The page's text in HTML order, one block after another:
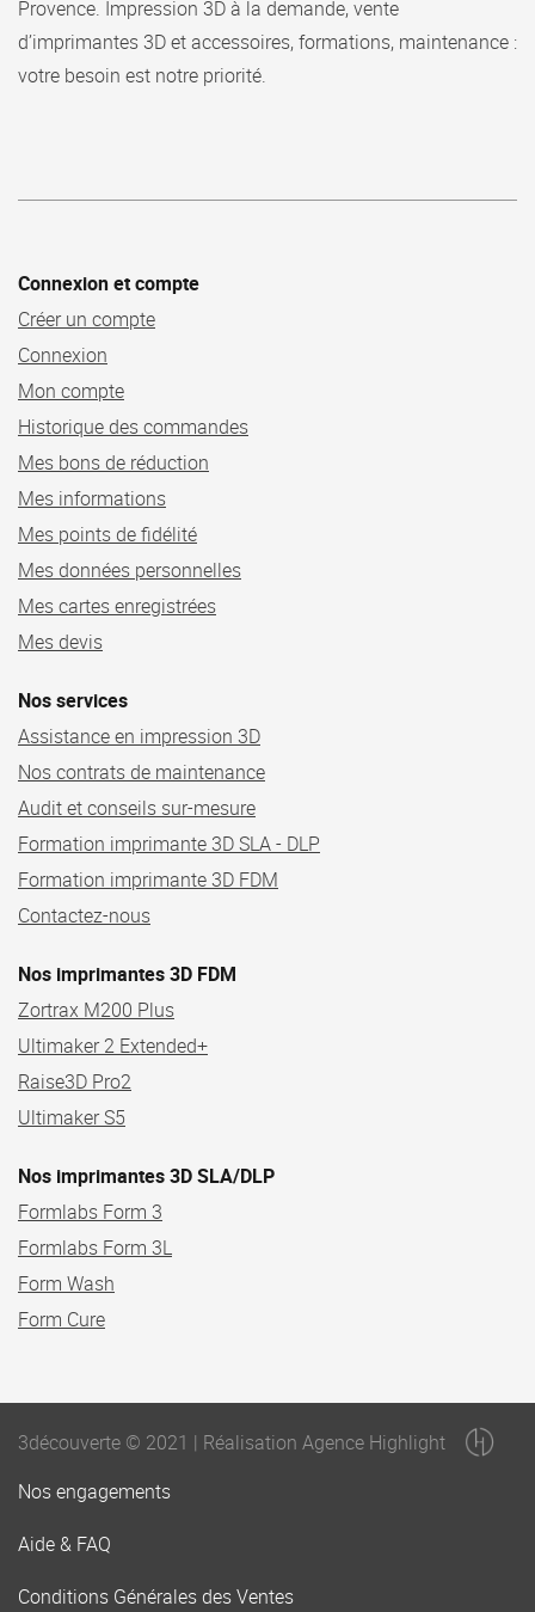
Provence. Impression 3D à la demande, vente
d’imprimantes 3D et accessoires, formations, maintenance :
votre besoin est notre priorité.
Connexion et compte
Créer un compte
Connexion
Mon compte
Historique des commandes
Mes bons de réduction
Mes informations
Mes points de fidélité
Mes données personnelles
Mes cartes enregistrées
Mes devis
Nos services
Assistance en impression 3D
Nos contrats de maintenance
Audit et conseils sur-mesure
Formation imprimante 3D SLA - DLP
Formation imprimante 3D FDM
Contactez-nous
Nos imprimantes 3D FDM
Zortrax M200 Plus
Ultimaker 2 Extended+
Raise3D Pro2
Ultimaker S5
Nos imprimantes 3D SLA/DLP
Formlabs Form 3
Formlabs Form 3L
Form Wash
Form Cure
3découverte © 2021 | Réalisation Agence Highlight
Nos engagements
Aide & FAQ
Conditions Générales des Ventes